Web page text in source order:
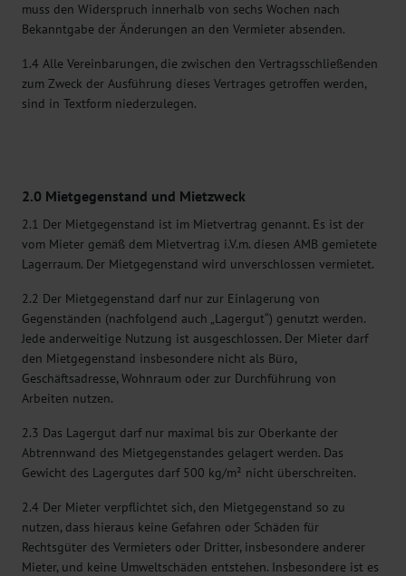
muss den Widerspruch innerhalb von sechs Wochen nach
Bekanntgabe der Änderungen an den Vermieter absenden.
1.4 Alle Vereinbarungen, die zwischen den Vertragsschließenden
zum Zweck der Ausführung dieses Vertrages getroffen werden,
sind in Textform niederzulegen.
2.0 Mietgegenstand und Mietzweck
2.1 Der Mietgegenstand ist im Mietvertrag genannt. Es ist der
vom Mieter gemäß dem Mietvertrag i.V.m. diesen AMB gemietete
Lagerraum. Der Mietgegenstand wird unverschlossen vermietet.
2.2 Der Mietgegenstand darf nur zur Einlagerung von
Gegenständen (nachfolgend auch „Lagergut“) genutzt werden.
Jede anderweitige Nutzung ist ausgeschlossen. Der Mieter darf
den Mietgegenstand insbesondere nicht als Büro,
Geschäftsadresse, Wohnraum oder zur Durchführung von
Arbeiten nutzen.
2.3 Das Lagergut darf nur maximal bis zur Oberkante der
Abtrennwand des Mietgegenstandes gelagert werden. Das
Gewicht des Lagergutes darf 500 kg/m² nicht überschreiten.
2.4 Der Mieter verpflichtet sich, den Mietgegenstand so zu
nutzen, dass hieraus keine Gefahren oder Schäden für
Rechtsgüter des Vermieters oder Dritter, insbesondere anderer
Mieter, und keine Umweltschäden entstehen. Insbesondere ist es